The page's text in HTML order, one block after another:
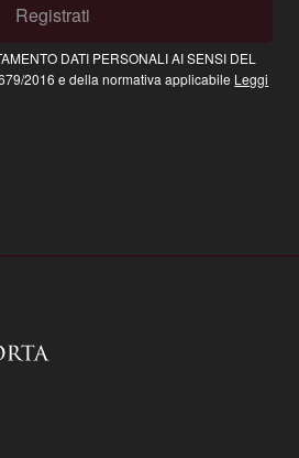
Registrati
DATI PERSONALI AI SENSI DEL
2016 e della normativa applicabile Leggi